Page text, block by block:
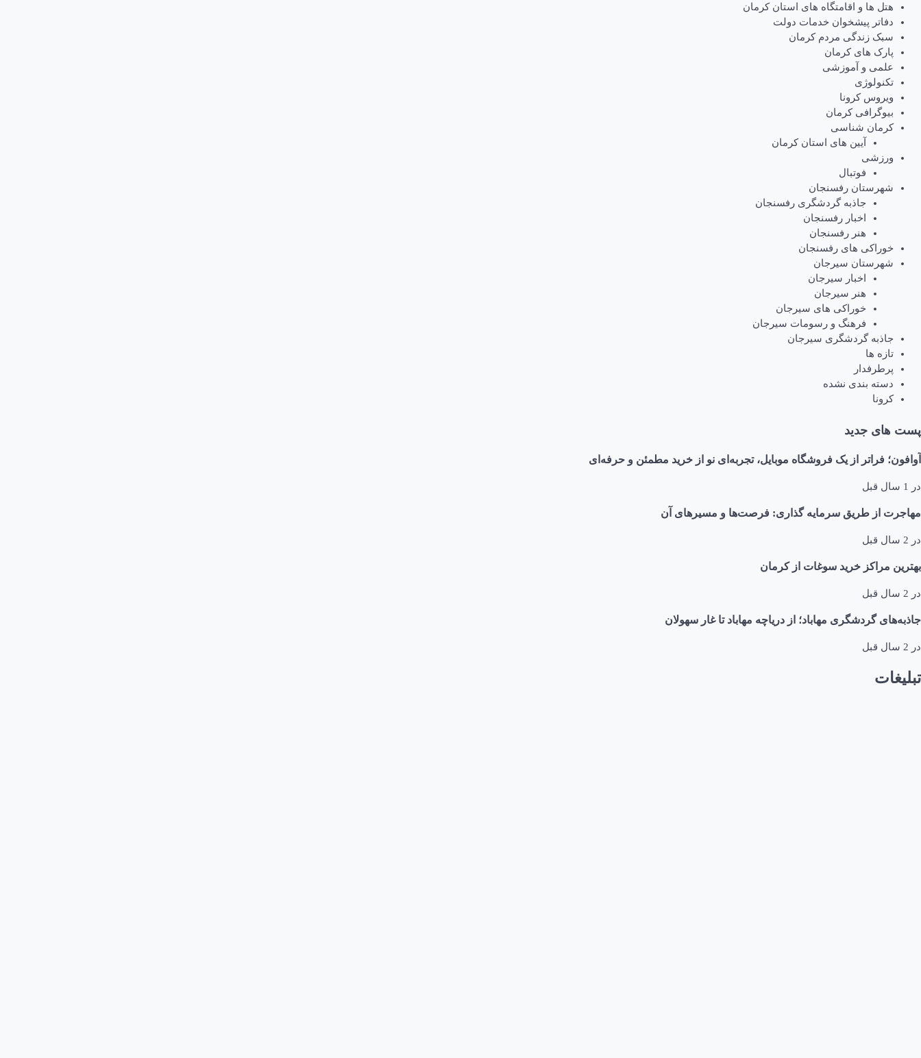
هتل ها و اقامتگاه های استان کرمان
دفاتر پیشخوان خدمات دولت
سبک زندگی مردم کرمان
پارک های کرمان
علمی و آموزشی
تکنولوژی
ویروس کرونا
بیوگرافی کرمان
کرمان شناسی
آیین های استان کرمان
ورزشی
فوتبال
شهرستان رفسنجان
جاذبه گردشگری رفسنجان
اخبار رفسنجان
هنر رفسنجان
خوراکی های رفسنجان
شهرستان سیرجان
اخبار سیرجان
هنر سیرجان
خوراکی های سیرجان
فرهنگ و رسومات سیرجان
جاذبه گردشگری سیرجان
تازه ها
پرطرفدار
دسته بندی نشده
کرونا
پست های جدید
آوافون؛ فراتر از یک فروشگاه موبایل، تجربه‌ای نو از خرید مطمئن و حرفه‌ای
در 1 سال قبل
مهاجرت از طریق سرمایه گذاری: فرصت‌ها و مسیرهای آن
در 2 سال قبل
بهترین مراکز خرید سوغات از کرمان
در 2 سال قبل
جاذبه‌های گردشگری مهاباد؛ از دریاچه مهاباد تا غار سهولان
در 2 سال قبل
تبلیغات